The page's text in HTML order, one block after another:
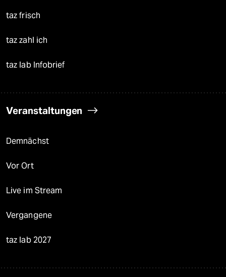
taz frisch
taz zahl ich
taz lab Infobrief
Veranstaltungen
Demnächst
Vor Ort
Live im Stream
Vergangene
taz lab 2027